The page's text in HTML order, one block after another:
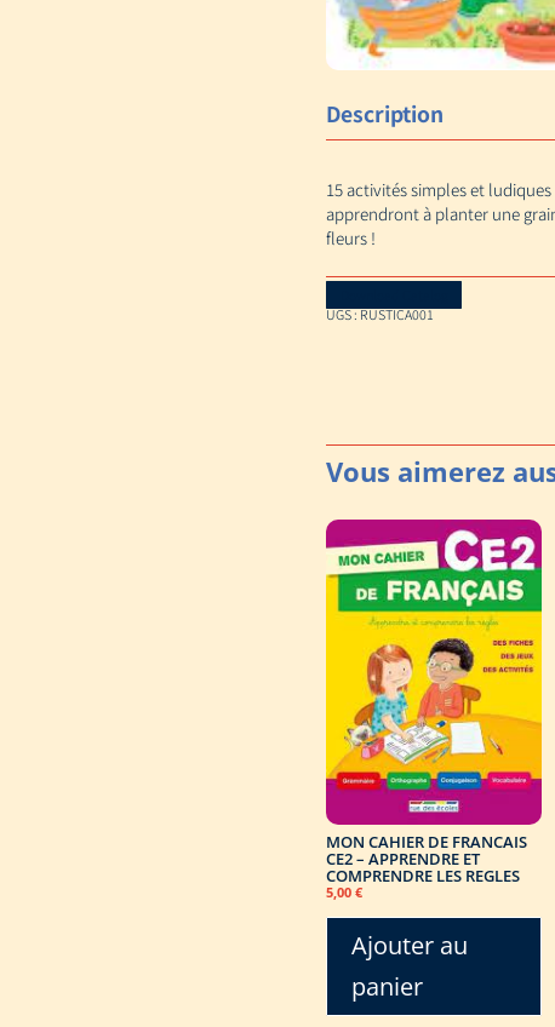
Description
15 activités simples et
apprendront à planter une
fleurs !
UGS :RUSTICA001
MON CAHIER DE FRANCAIS
CE2 – APPRENDRE ET
COMPRENDRE LES REGLES
5,00 €
Ajouter au
panier